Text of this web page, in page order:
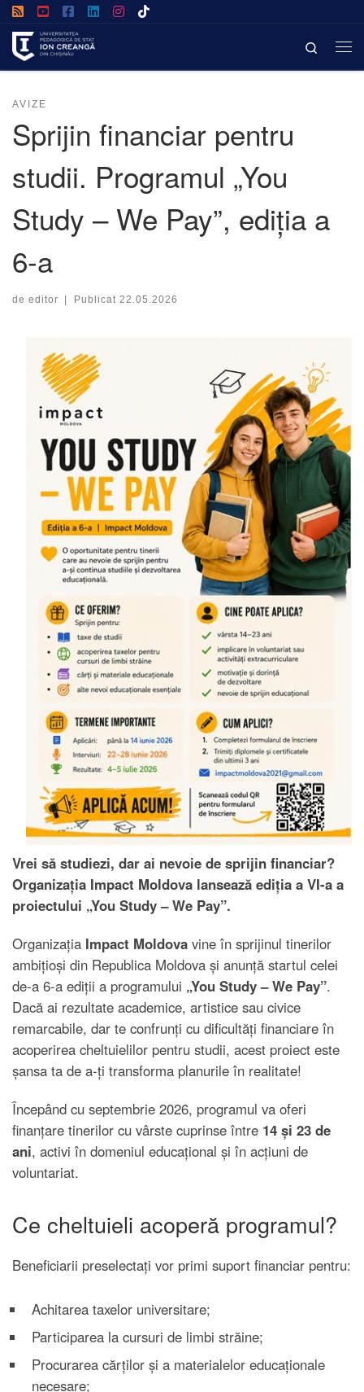
Search
AVIZE
Sprijin financiar pentru
studii. Programul „You
Study – We Pay”, ediția a
6-a
de editor | Publicat 22.05.2026
Vrei să studiezi, dar ai nevoie de sprijin financiar?
Organizația Impact Moldova lansează ediția a VI-a a
proiectului „You Study – We Pay”.
Organizația Impact Moldova vine în sprijinul tinerilor
ambițioși din Republica Moldova și anunță startul celei
de-a 6-a ediții a programului „You Study – We Pay”.
Dacă ai rezultate academice, artistice sau civice
remarcabile, dar te confrunți cu dificultăți financiare în
acoperirea cheltuielilor pentru studii, acest proiect este
șansa ta de a-ți transforma planurile în realitate!
Începând cu septembrie 2026, programul va oferi
finanțare tinerilor cu vârste cuprinse între 14 și 23 de
ani, activi în domeniul educațional și în acțiuni de
voluntariat.
Ce cheltuieli acoperă programul?
Beneficiarii preselectați vor primi suport financiar pentru:
Achitarea taxelor universitare;
Participarea la cursuri de limbi străine;
Procurarea cărților și a materialelor educaționale
necesare;